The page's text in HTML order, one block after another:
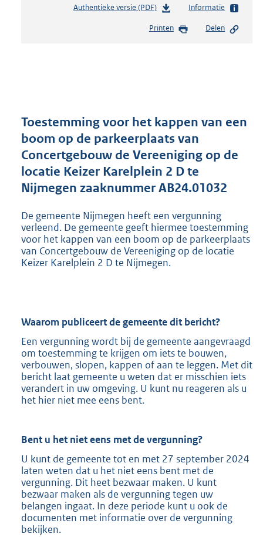
Authentieke versie (PDF)b
s
r
o
t
t
1
0
K
b
Informatie
Printen Delen
Toestemming voor het kappen van een
boom op de parkeerplaats van
Concertgebouw de Vereeniging op de
locatie Keizer Karelplein 2 D te
Nijmegen zaaknummer AB24.01032
De gemeente Nijmegen heeft een vergunning
verleend. De gemeente geeft hiermee toestemming
voor het kappen van een boom op de parkeerplaats
van Concertgebouw de Vereeniging op de locatie
Keizer Karelplein 2 D te Nijmegen.
Waarom publiceert de gemeente dit bericht?
Een vergunning wordt bij de gemeente aangevraagd
om toestemming te krijgen om iets te bouwen,
verbouwen, slopen, kappen of aan te leggen. Met dit
bericht laat gemeente u weten dat er misschien iets
verandert in uw omgeving. U kunt nu reageren als u
het hier niet mee eens bent.
Bent u het niet eens met de vergunning?
U kunt de gemeente tot en met 27 september 2024
laten weten dat u het niet eens bent met de
vergunning. Dit heet bezwaar maken. U kunt
bezwaar maken als de vergunning tegen uw
belangen ingaat. In deze periode kunt u ook de
documenten met informatie over de vergunning
bekijken.